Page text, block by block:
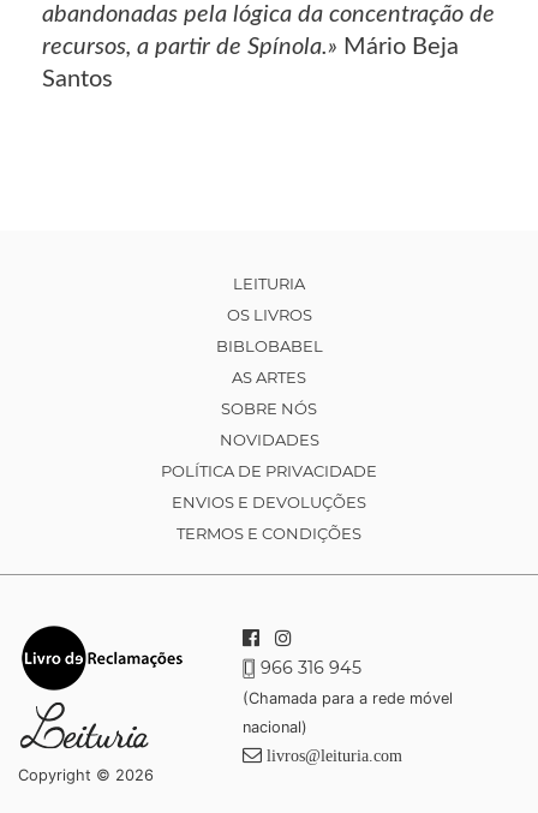
abandonadas pela lógica da concentração de
recursos, a partir de Spínola.» Mário Beja
Santos
LEITURIA
OS LIVROS
BIBLOBABEL
AS ARTES
SOBRE NÓS
NOVIDADES
POLÍTICA DE PRIVACIDADE
ENVIOS E DEVOLUÇÕES
TERMOS E CONDIÇÕES
Copyright © 2026
966 316 945
(Chamada para a rede móvel
nacional)
livros@leituria.com